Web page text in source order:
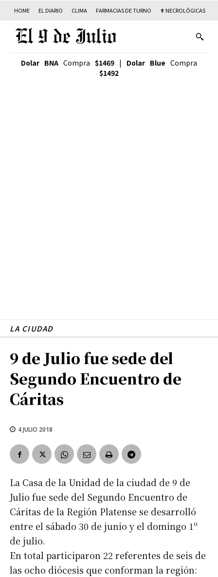
HOME EL DIARIO CLIMA FARMACIAS DE TURNO ✟ NECROLÓGICAS
Dolar BNA Compra $1469 | Dolar Blue Compra
$1492
LA CIUDAD
9 de Julio fue sede del
Segundo Encuentro de
Cáritas
4 JULIO 2018
La Casa de la Unidad de la ciudad de 9 de
Julio fue sede del Segundo Encuentro de
Cáritas de la Región Platense se desarrolló
entre el sábado 30 de junio y el domingo 1º
de julio.
En total participaron 22 referentes de seis de
las ocho diócesis que conforman la región: